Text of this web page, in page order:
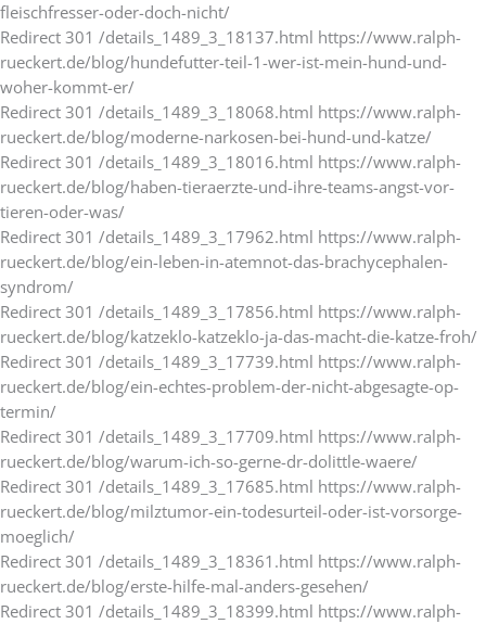
fleischfresser-oder-doch-nicht/
Redirect 301 /details_1489_3_18137.html https://www.ralph-
rueckert.de/blog/hundefutter-teil-1-wer-ist-mein-hund-und-
woher-kommt-er/
Redirect 301 /details_1489_3_18068.html https://www.ralph-
rueckert.de/blog/moderne-narkosen-bei-hund-und-katze/
Redirect 301 /details_1489_3_18016.html https://www.ralph-
rueckert.de/blog/haben-tieraerzte-und-ihre-teams-angst-vor-
tieren-oder-was/
Redirect 301 /details_1489_3_17962.html https://www.ralph-
rueckert.de/blog/ein-leben-in-atemnot-das-brachycephalen-
syndrom/
Redirect 301 /details_1489_3_17856.html https://www.ralph-
rueckert.de/blog/katzeklo-katzeklo-ja-das-macht-die-katze-froh/
Redirect 301 /details_1489_3_17739.html https://www.ralph-
rueckert.de/blog/ein-echtes-problem-der-nicht-abgesagte-op-
termin/
Redirect 301 /details_1489_3_17709.html https://www.ralph-
rueckert.de/blog/warum-ich-so-gerne-dr-dolittle-waere/
Redirect 301 /details_1489_3_17685.html https://www.ralph-
rueckert.de/blog/milztumor-ein-todesurteil-oder-ist-vorsorge-
moeglich/
Redirect 301 /details_1489_3_18361.html https://www.ralph-
rueckert.de/blog/erste-hilfe-mal-anders-gesehen/
Redirect 301 /details_1489_3_18399.html https://www.ralph-